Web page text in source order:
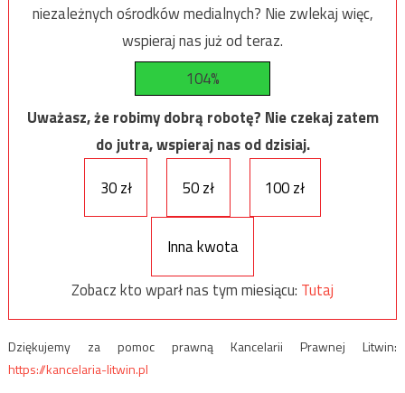
niezależnych ośrodków medialnych? Nie zwlekaj więc,
wspieraj nas już od teraz.
104%
Uważasz, że robimy dobrą robotę? Nie czekaj zatem
do jutra, wspieraj nas od dzisiaj.
30 zł
50 zł 100 zł
Inna kwota
Zobacz kto wparł nas tym miesiącu: Tutaj
Dziękujemy za pomoc prawną Kancelarii Prawnej Litwin:
https://kancelaria-litwin.pl